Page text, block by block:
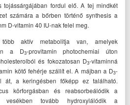
tojássárgájában fordul elő. A tej mindkét
számára a bőrben történő synthesis a
D-vitamin 40 IU-nak felel meg.
aktív metabolitja van, amelyek
a D3-provitamin photochemiai úton
és fokozatosan D3-vitaminná
kötő fehérje szállít el. A májban a D3-
át, a keringésben főképp ez található.
körforgásban és reabsorbeálódik a
tovább hydroxylálódik a